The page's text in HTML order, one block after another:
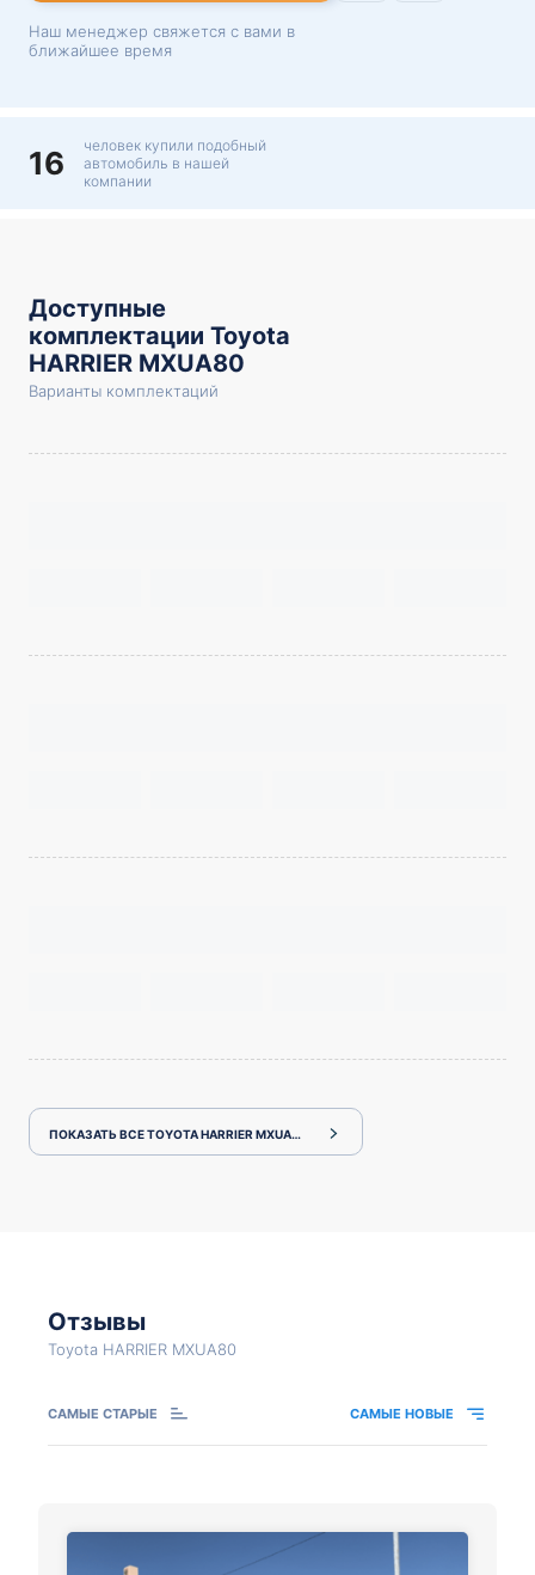
Наш менеджер свяжется с вами в
ближайшее время
16
человек купили подобный
автомобиль в нашей
компании
Доступные
комплектации Toyota
HARRIER MXUA80
Варианты комплектаций
ПОКАЗАТЬ ВСЕ TOYOTA HARRIER MXUA80
Отзывы
Toyota HARRIER MXUA80
САМЫЕ СТАРЫЕ САМЫЕ НОВЫЕ